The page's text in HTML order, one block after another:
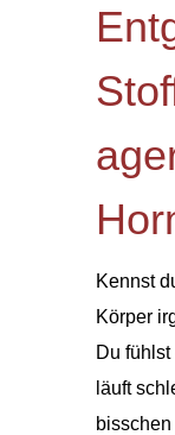
Kennst
Körper
Du
läuft